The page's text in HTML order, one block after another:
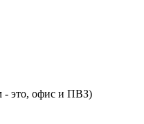
- это, офис и ПВЗ)